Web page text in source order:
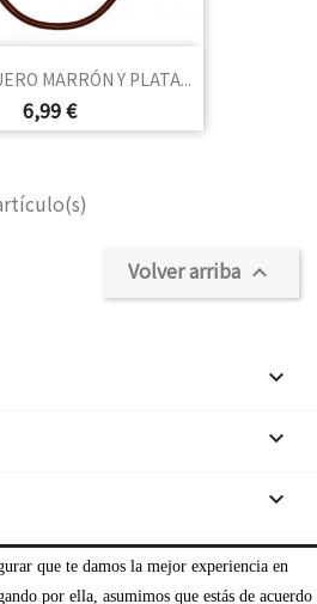
que te damos la mejor experiencia en
por ella, asumimos que estás de acuerdo
MARRÓN Y PLATA...
Precio
6,99 €
Volver arriba 


